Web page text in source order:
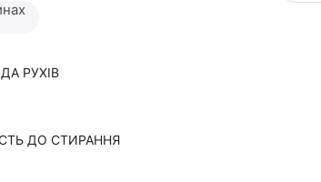
РУХІВ
ДО СТИРАННЯ